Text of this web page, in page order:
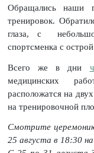
Обращались наши
тренировок.
глаза, с
спортсменка с
Всего же в дни
медицинских
расположатся на
на тренировочной
Смотрите
25 августа в 18:30